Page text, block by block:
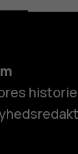
historie